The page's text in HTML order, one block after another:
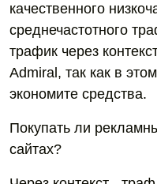
качественного
среднечастотного
трафик через
Admiral, так как в
экономите средства.
Покупать ли
сайтах?